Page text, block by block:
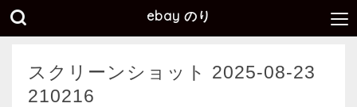
ebay のり
スクリーンショット 2025-08-23
210216